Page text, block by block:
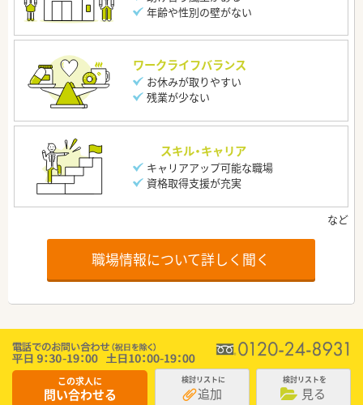
年齢や性別の壁がない
ワークライフバランス
お休みが取りやすい
残業が少ない
スキル・キャリア
キャリアアップ可能な職場
資格取得支援が充実
職場情報について詳しく聞く
この求人に
問い合わせる
検討リストに
追加
検討リストを
見る